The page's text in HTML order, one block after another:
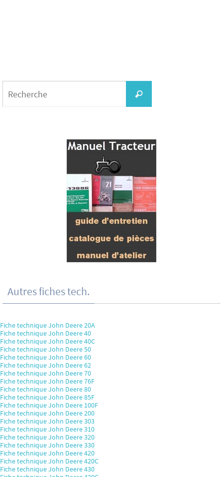
Recherche
Autres fiches tech.
Fiche technique John Deere 20A
Fiche technique John Deere 40
Fiche technique John Deere 40C
Fiche technique John Deere 50
Fiche technique John Deere 60
Fiche technique John Deere 62
Fiche technique John Deere 70
Fiche technique John Deere 76F
Fiche technique John Deere 80
Fiche technique John Deere 85F
Fiche technique John Deere 100F
Fiche technique John Deere 200
Fiche technique John Deere 303
Fiche technique John Deere 310
Fiche technique John Deere 320
Fiche technique John Deere 330
Fiche technique John Deere 420
Fiche technique John Deere 420C
Fiche technique John Deere 430